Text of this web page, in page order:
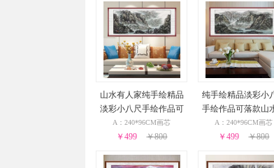
山水有人家纯手绘精品
淡彩小八尺手绘作品可
落款山水客厅风景国画
A：240*96CM画芯
￥499 ￥800
纯手绘精品淡彩小
手绘作品可落款山
厅风景国画
A：240*96CM画芯
￥499 ￥800